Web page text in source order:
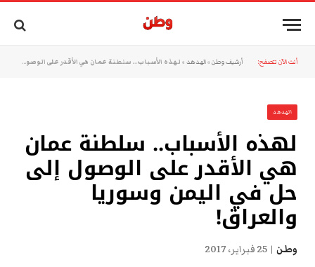
أنت الآن تتصفح: أرشيف وطن »الهدهد » لهذه الأسباب.. سلطنة عمان هي الأقدر على الوصول إلى حل في اليمن وسوريا والعراق!
الهدهد
لهذه الأسباب.. سلطنة عمان
هي الأقدر على الوصول إلى
حل في اليمن وسوريا
والعراق!
وطن 25 فبراير، 2017